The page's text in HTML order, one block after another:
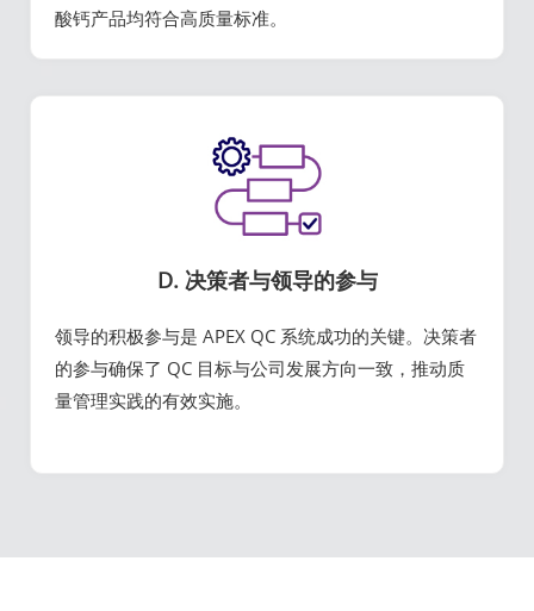
酸钙产品均符合高质量标准。
D. 决策者与领导的参与
领导的积极参与是 APEX QC 系统成功的关键。决策者
的参与确保了 QC 目标与公司发展方向一致，推动质
量管理实践的有效实施。